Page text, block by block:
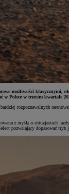
możliwości
w Polsce w trzecim kwartale
rozpoznawalnych
z myślą o entuzjastach
pozwalający dopasować tryb